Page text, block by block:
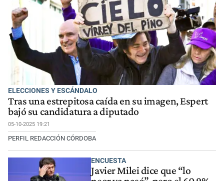
ELECCIONES Y ESCÁNDALO
Tras una estrepitosa caída en su imagen, Espert
bajó su candidatura a diputado
05-10-2025 19:21
PERFIL REDACCIÓN CÓRDOBA
ENCUESTA
Javier Milei dice que “lo